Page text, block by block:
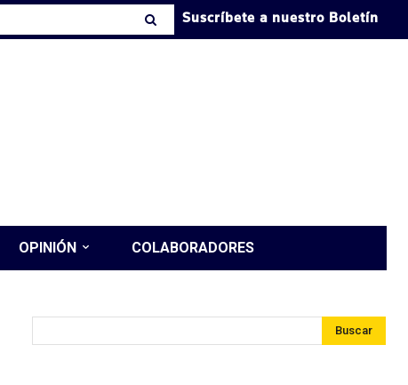
Suscríbete a nuestro Boletín
OPINIÓN COLABORADORES
Buscar